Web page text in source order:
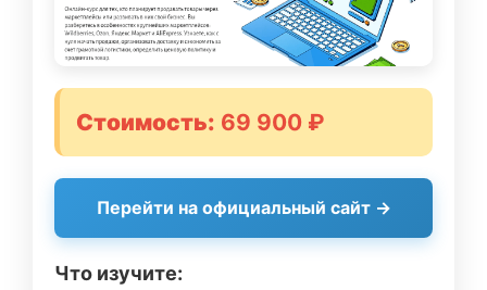
Стоимость: 69 900 ₽
Перейти на официальный сайт →
Что изучите: